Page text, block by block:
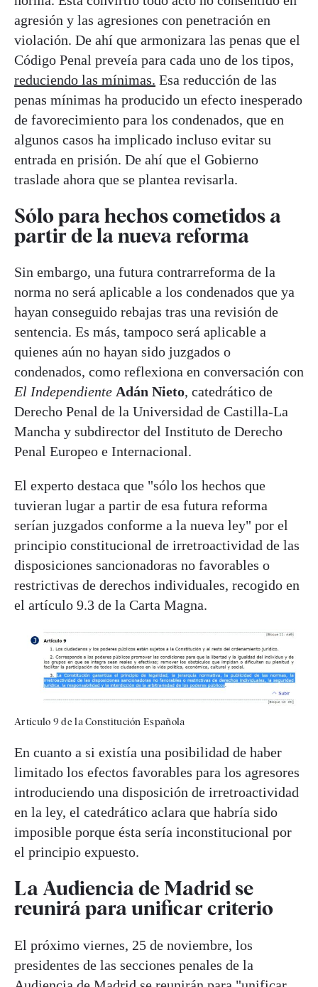
agresión y las agresiones con penetración en
violación. De ahí que armonizara las penas que el
Código Penal preveía para cada uno de los tipos,
reduciendo las mínimas. Esa reducción de las
penas mínimas ha producido un efecto inesperado
de favorecimiento para los condenados, que en
algunos casos ha implicado incluso evitar su
entrada en prisión. De ahí que el Gobierno
traslade ahora que se plantea revisarla.
Sólo para hechos cometidos a
partir de la nueva reforma
Sin embargo, una futura contrarreforma de la
norma no será aplicable a los condenados que ya
hayan conseguido rebajas tras una revisión de
sentencia. Es más, tampoco será aplicable a
quienes aún no hayan sido juzgados o
condenados, como reflexiona en conversación con
El Independiente Adán Nieto, catedrático de
Derecho Penal de la Universidad de Castilla-La
Mancha y subdirector del Instituto de Derecho
Penal Europeo e Internacional.
El experto destaca que "sólo los hechos que
tuvieran lugar a partir de esa futura reforma
serían juzgados conforme a la nueva ley" por el
principio constitucional de irretroactividad de las
disposiciones sancionadoras no favorables o
restrictivas de derechos individuales, recogido en
el artículo 9.3 de la Carta Magna.
Artículo 9 de la Constitución Española
En cuanto a si existía una posibilidad de haber
limitado los efectos favorables para los agresores
introduciendo una disposición de irretroactividad
en la ley, el catedrático aclara que habría sido
imposible porque ésta sería inconstitucional por
el principio expuesto.
La Audiencia de Madrid se
reunirá para unificar criterio
El próximo viernes, 25 de noviembre, los
presidentes de las secciones penales de la